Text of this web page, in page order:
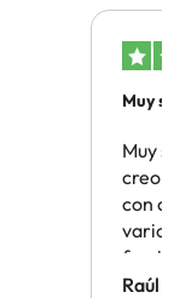
Muy
Muy
creo
con
Hotel
Raúl